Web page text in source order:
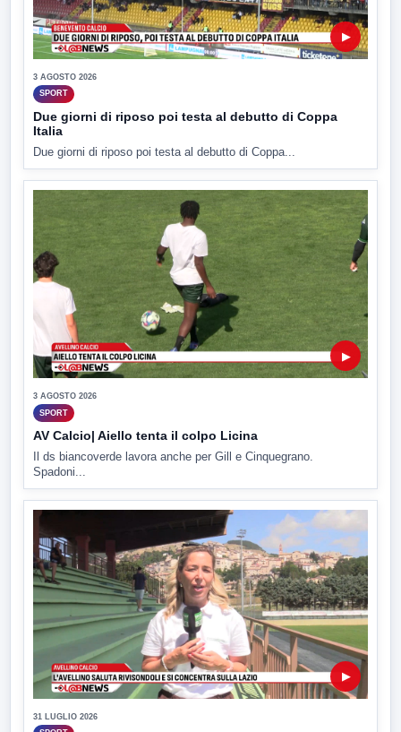
▶
3 AGOSTO 2026
SPORT
Due giorni di riposo poi testa al debutto di Coppa
Italia
Due giorni di riposo poi testa al debutto di Coppa...
▶
3 AGOSTO 2026
SPORT
AV Calcio| Aiello tenta il colpo Licina
Il ds biancoverde lavora anche per Gill e Cinquegrano.
Spadoni...
▶
31 LUGLIO 2026